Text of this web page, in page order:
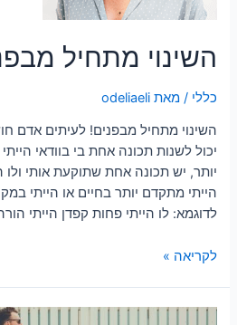
השינוי מתחיל
כללי / מאתodeliaeli
השינוי מתחיל מבפנים! לעיתים אדם
יכול לשנות תכונה אחת בי בוודאי
יותר, יש תכונה אחת שתוקעת אותי ולו
הייתי מתקדם יותר בחיים או הייתי
לדוגמא: לו הייתי פחות קפדן הייתי
לקריאה »